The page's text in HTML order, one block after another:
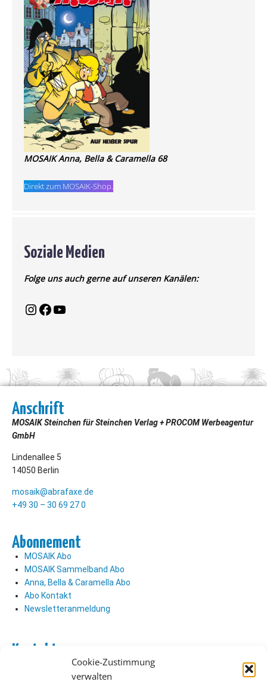
Cookie-Zustimmung
verwalten
MOSAIK Anna, Bella & Caramella 68
Direkt zum MOSAIK-Shop.
Soziale Medien
Folge uns auch gerne auf unseren Kanälen:
Anschrift
MOSAIK Steinchen für Steinchen Verlag + PROCOM Werbeagentur
GmbH
Lindenallee 5
14050 Berlin
mosaik@abrafaxe.de
+49 30 – 30 69 27 0
Abonnement
MOSAIK Abo
MOSAIK Sammelband Abo
Anna, Bella & Caramella Abo
Abo Kontakt
Newsletteranmeldung
Kontakt
Verlag Kontakt